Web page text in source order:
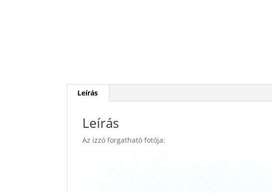
Leírás
Leírás
Az izzó forgatható fotója: